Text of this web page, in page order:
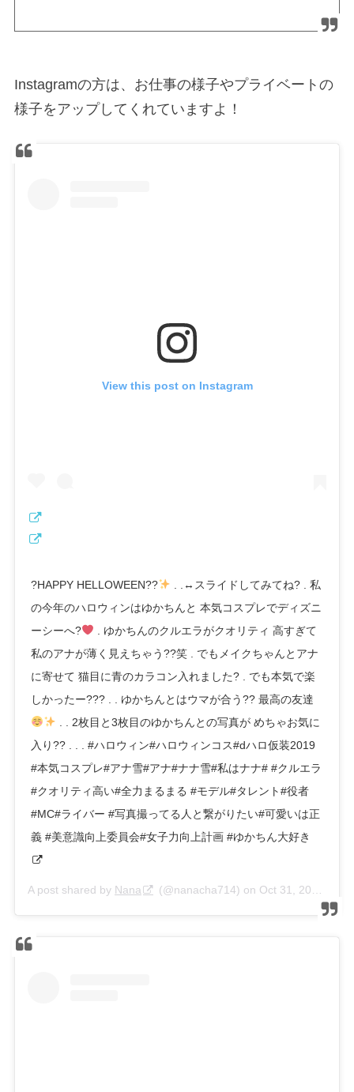
Instagramの方は、お仕事の様子やプライベートの
様子をアップしてくれていますよ！
View this post on Instagram
?HAPPY HELLOWEEN?? ↔️ スライドしてみてね? . 私
の今年のハロウィンはゆかちんと 本気コスプレでディズニ
ーシーへ?
. ゆかちんのクルエラがクオリティ 高すぎて
私のアナが薄く見えちゃう??笑 . でもメイクちゃんとアナ
に寄せて 猫目に青のカラコン入れました? . でも本気で楽
しかったー??? . . ゆかちんとはウマが合う?? 最高の友達
. . 2枚目と3枚目のゆかちんとの写真が めちゃお気に
入り?? . . . #ハロウィン#ハロウィンコス#dハロ仮装2019
#本気コスプレ#アナ雪#アナ#ナナ雪#私はナナ# #クルエラ
#クオリティ高い#全力まるまる #モデル#タレント#役者
#MC#ライバー #写真撮ってる人と繋がりたい#可愛いは正
義 #美意識向上委員会#女子力向上計画 #ゆかちん大好き
A post shared by Nana (@nanacha714) on Oct 31, 2019 at 3:11am PDT